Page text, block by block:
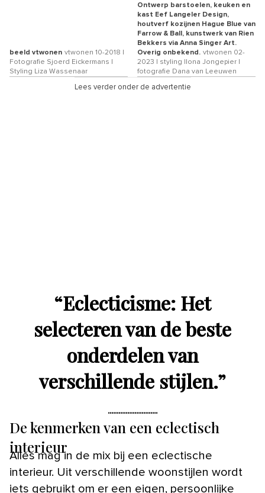
beeld vtwonen vtwonen 10-2018 |
Fotografie Sjoerd Eickermans |
Styling Liza Wassenaar
Ontwerp barstoelen, keuken en
kast Eef Langeler Design,
houtverf kozijnen Hague Blue van
Farrow & Ball, kunstwerk van Rien
Bekkers via Anna Singer Art.
Overig onbekend. vtwonen 02-
2023 | styling Ilona Jongepier |
fotografie Dana van Leeuwen
Lees verder onder de advertentie
“Eclecticisme: Het
selecteren van de beste
onderdelen van
verschillende stijlen.”
De kenmerken van een eclectisch
interieur
Alles mag in de mix bij een eclectische
interieur. Uit verschillende woonstijlen wordt
iets gebruikt om er een eigen, persoonlijke